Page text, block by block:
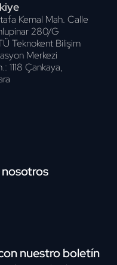
Kemal Mah. Calle
280/G
Teknokent Bilişim
Merkezi
1118 Çankaya,
nuestro boletín